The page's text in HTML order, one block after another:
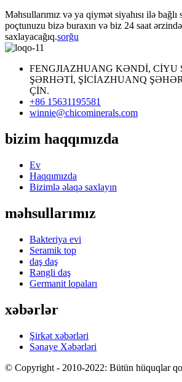
Məhsullarımız və ya qiymət siyahısı ilə bağlı
poçtunuzu bizə buraxın və biz 24 saat
saxlayacağıq.sorğu
FENGJIAZHUANG KƏNDİ, CİYU
ŞƏRHƏTİ, ŞİCİAZHUANQ
ÇİN.
+86 15631195581
winnie@chicominerals.com
bizim haqqımızda
Ev
Haqqımızda
Bizimlə əlaqə saxlayın
məhsullarımız
Bakteriya evi
Seramik top
daş daş
Rəngli daş
Germanit lopaları
xəbərlər
Şirkət xəbərləri
Sənaye Xəbərləri
© Copyright - 2010-2022: Bütün hüquqlar